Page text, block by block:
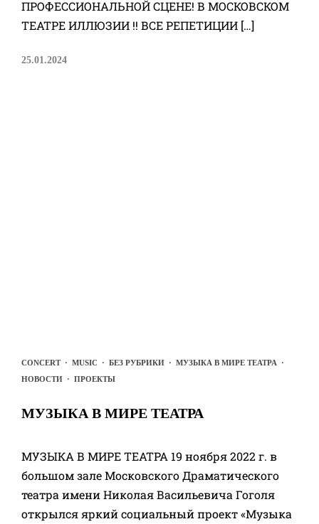
ПРОФЕССИОНАЛЬНОЙ СЦЕНЕ! В МОСКОВСКОМ
ТЕАТРЕ ИЛЛЮЗИИ !! ВСЕ РЕПЕТИЦИИ […]
25.01.2024
CONCERT· MUSIC · БЕЗ РУБРИКИ · МУЗЫКА В МИРЕ ТЕАТРА ·
НОВОСТИ · ПРОЕКТЫ
МУЗЫКА В МИРЕ ТЕАТРА
МУЗЫКА В МИРЕ ТЕАТРА 19 ноября 2022 г. в
большом зале Московского Драматического
театра имени Николая Васильевича Гоголя
открылся яркий социальный проект «Музыка